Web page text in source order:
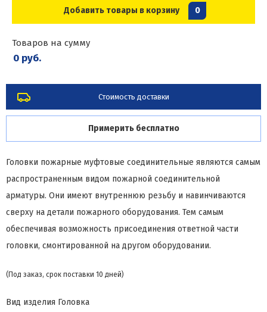
Добавить товары в корзину 0
Товаров на сумму
0 руб.
Стоимость доставки
Примерить бесплатно
Головки пожарные муфтовые соединительные являются самым
распространенным видом пожарной соединительной
арматуры. Они имеют внутреннюю резьбу и навинчиваются
сверху на детали пожарного оборудования. Тем самым
обеспечивая возможность присоединения ответной части
головки, смонтированной на другом оборудовании.
(Под заказ, срок поставки 10 дней)
Вид изделия Головка